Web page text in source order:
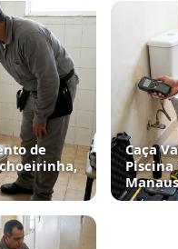
de
Caça
Piscina